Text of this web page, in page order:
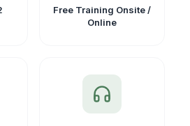
Free Training Onsite /
Online